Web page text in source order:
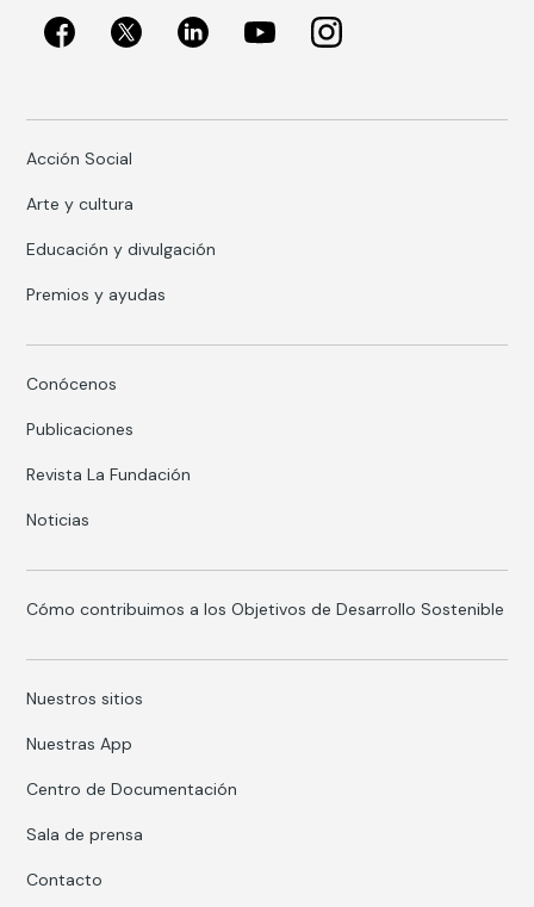
Acción Social
Arte y cultura
Educación y divulgación
Premios y ayudas
Conócenos
Publicaciones
Revista La Fundación
Noticias
Cómo contribuimos a los Objetivos de Desarrollo Sostenible
Nuestros sitios
Nuestras App
Centro de Documentación
Sala de prensa
Contacto